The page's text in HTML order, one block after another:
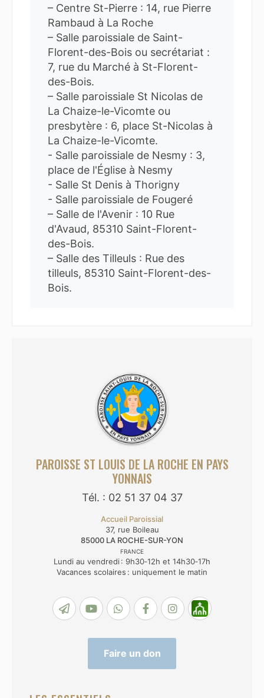
PAROISSE ST LOUIS DE LA ROCHE EN PAYS
YONNAIS
Tél. : 02 51 37 04 37
Accueil Paroissial
37, rue Boileau
85000 LA ROCHE-SUR-YON
FRANCE
Lundi au vendredi : 9h30‑12h et 14h30‑17h
Vacances scolaires : uniquement le matin
Faire un don
– Centre St-Pierre : 14, rue Pierre
Rambaud à La Roche
– Salle paroissiale de Saint-
Florent-des-Bois ou secrétariat :
7, rue du Marché à St-Florent-
des-Bois.
– Salle paroissiale St Nicolas de
La Chaize-le-Vicomte ou
presbytère : 6, place St-Nicolas à
La Chaize-le-Vicomte.
- Salle paroissiale de Nesmy : 3,
place de l'Église à Nesmy
- Salle St Denis à Thorigny
- Salle paroissiale de Fougeré
– Salle de l'Avenir : 10 Rue
d'Avaud, 85310 Saint-Florent-
des-Bois.
– Salle des Tilleuls : Rue des
tilleuls, 85310 Saint-Florent-des-
Bois.